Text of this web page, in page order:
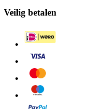
Veilig betalen